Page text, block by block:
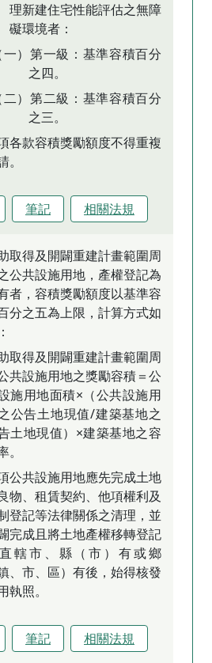
理新建住宅性能評估之無障
礙環境者：
一）第一級：基準容積百分
之四。
二）第二級：基準容積百分
之三。
各款容積獎勵額度不得重複
。
筆記 相關法規
取得及開闢重建計畫範圍周
公共設施用地，產權登記為
者，容積獎勵額度以基準容
分之五為上限，計算方式如
取得及開闢重建計畫範圍周
共設施用地之獎勵容積＝公
施用地面積×（公共設施用
公告土地現值/建築基地之
土地現值）×建築基地之容
。
公共設施用地應先完成土地
物、租賃契約、他項權利及
登記等法律關係之清理，並
完成且將土地產權移轉登記
轄市、縣（市）有或鄉
鎮、市、區）有後，始得核發
執照。
筆記 相關法規